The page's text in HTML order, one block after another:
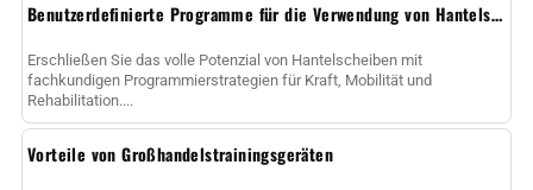
Benutzerdefinierte Programme für die Verwendung von Hantelscheiben
Erschließen Sie das volle Potenzial von Hantelscheiben mit
fachkundigen Programmierstrategien für Kraft, Mobilität und
Rehabilitation....
Vorteile von Großhandelstrainingsgeräten